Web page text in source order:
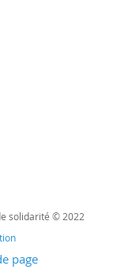
solidarité © 2022
page